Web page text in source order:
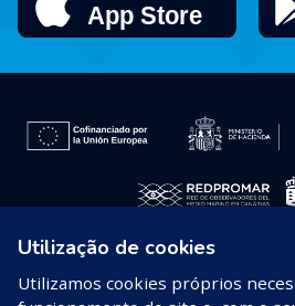
© 2026
Utilização de cookies
Utilizamos cookies próprios